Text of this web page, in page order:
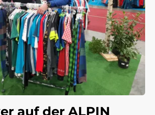
auf der ALPIN